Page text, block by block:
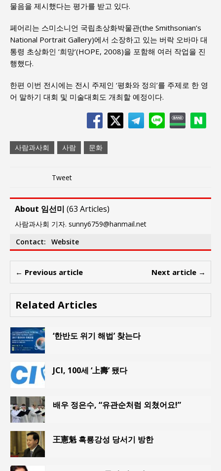
물음을 제시했다는 평가를 받고 있다.
페어리는 스미소니언 국립초상화박물관(the Smithsonian’s
National Portrait Gallery)에서 소장하고 있는 버락 오바마 대
통령 초상화인 ‘희망’(HOPE, 2008)을 포함해 여러 작업을 진
행했다.
한편 이번 전시에는 전시 주제인 ‘평화와 정의’를 주제로 한 영
어 말하기 대회 및 미술대회도 개최할 예정이다.
사람과사회 사람 문화
Tweet
About 임선미 (63 Articles)
사람과사회 기자. sunny6759@hanmail.net
Contact:
Website
← Previous article Next article →
Related Articles
‘한반도 위기 해법’ 찾는다
JCI, 100세 ‘上壽’ 됐다
배우 정은수, “유관순처럼 외쳤어요!”
王憲魁 흑룡강성 당서기 방한